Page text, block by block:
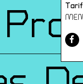
Tarif